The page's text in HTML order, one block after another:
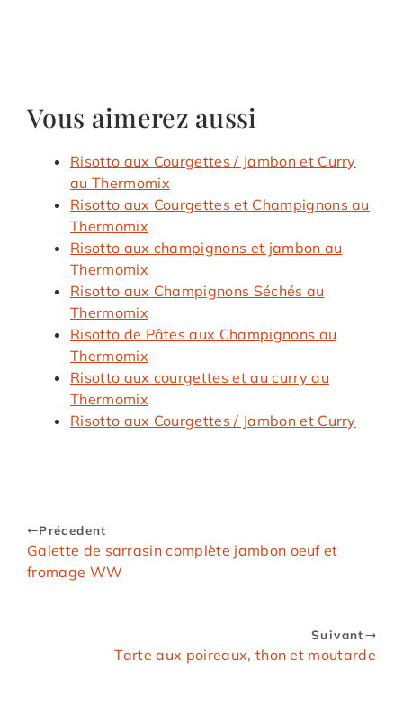
Vous aimerez aussi
Risotto aux Courgettes / Jambon et Curry
au Thermomix
Risotto aux Courgettes et Champignons au
Thermomix
Risotto aux champignons et jambon au
Thermomix
Risotto aux Champignons Séchés au
Thermomix
Risotto de Pâtes aux Champignons au
Thermomix
Risotto aux courgettes et au curry au
Thermomix
Risotto aux Courgettes / Jambon et Curry
Précedent
Galette de sarrasin complète jambon oeuf et
fromage WW
Suivant
Tarte aux poireaux, thon et moutarde